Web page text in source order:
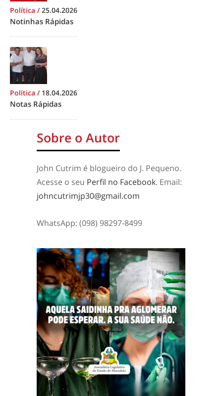
Política /25.04.2026
Notinhas Rápidas
Política / 18.04.2026
Notas Rápidas
Sobre o Autor
John Cutrim é blogueiro do J. Pequeno.
Acesse o seu Perfil no Facebook. Email:
johncutrimjp30@gmail.com
WhatsApp: (098) 98297-8499